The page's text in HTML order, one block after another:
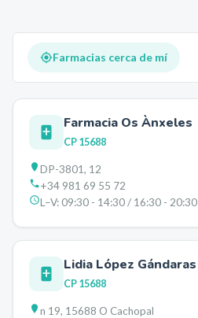
Farmacias cerca de mí
Farmacia Os Ànxeles
CP 15688
DP-3801, 12
+34 981 69 55 72
L–V:09:30 - 14:30 / 16:30 - 20:30
Lidia López Gándaras
CP 15688
n 19, 15688 O Cachopal